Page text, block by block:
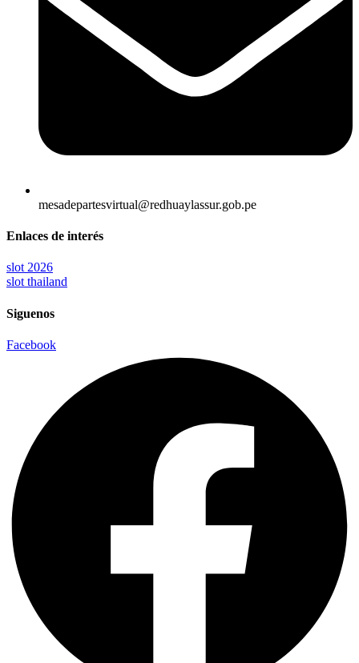
mesadepartesvirtual@redhuaylassur.gob.pe
Enlaces de interés
slot 2026
slot thailand
Siguenos
Facebook